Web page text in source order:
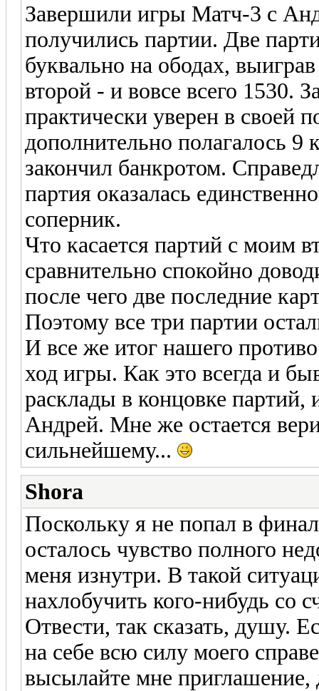
Завершили игры Матч-3 с
получились партии. Две
буквально на ободах,
второй - и вовсе всего 1530.
практически уверен в своей
дополнительно полагалось
закончил банкротом.
партия оказалась
соперник.
Что касается партий с моим
сравнительно спокойно
после чего две последние
Поэтому все три партии
И все же итог нашего
ход игры. Как это всегда и
расклады в концовке партий,
Андрей. Мне же остается
сильнейшему...
Shora
Поскольку я не попал в
осталось чувство полного
меня изнутри. В такой
нахлобучить кого-нибудь со
Отвести, так сказать, душу.
на себе всю силу моего
высылайте мне приглашение,